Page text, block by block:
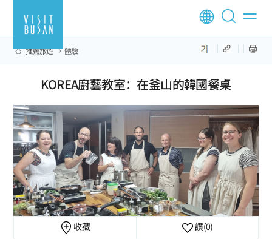
推薦旅遊 體驗
KOREA廚藝教室：在釜山的韓國餐桌
收藏 讚(0)